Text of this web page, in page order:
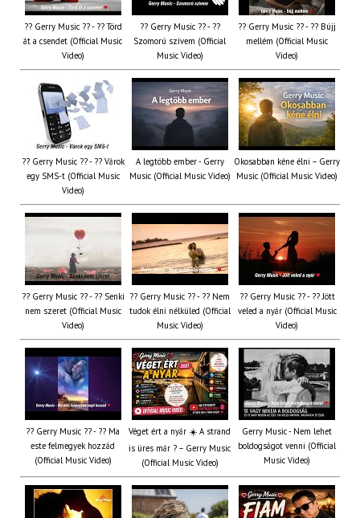
?? Gerry Music ?? - ?? Törd
át a csendet (Official Music
Video)
?? Gerry Music ?? - ??
Szomorú szívem (Official
Music Video)
?? Gerry Music ?? - ?? Bújj
mellém (Official Music
Video)
?? Gerry Music ?? - ?? Várok
egy SMS-t (Official Music
Video)
A legtöbb ember - Gerry
Music (Official Music Video)
Okosabban kéne élni – Gerry
Music (Official Music Video)
?? Gerry Music ?? - ?? Senki
nem szeret (Official Music
Video)
?? Gerry Music ?? - ?? Nem
tudok élni nélküled (Official
Music Video)
?? Gerry Music ?? - ?? Jött
veled a nyár (Official Music
Video)
?? Gerry Music ?? - ?? Ma
este felmegyek hozzád
(Official Music Video)
Véget ért a nyár ☀️ A strand
is üres már ? – Gerry Music
(Official Music Video)
Gerry Music - Nem lehet
boldogságot venni (Official
Music Video)